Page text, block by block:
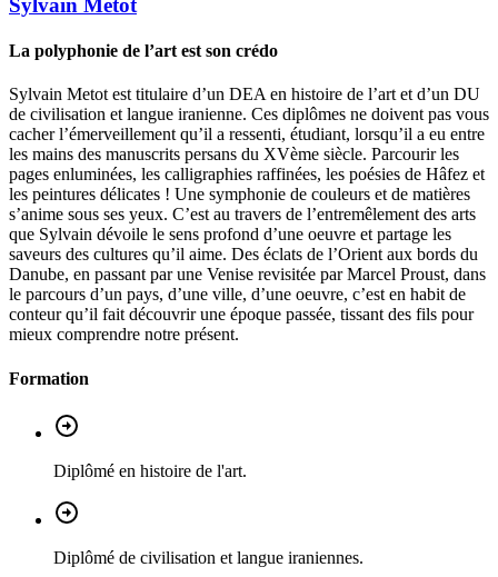
Sylvain Metot
La polyphonie de l’art est son crédo
Sylvain Metot est titulaire d’un DEA en histoire de l’art et d’un DU
de civilisation et langue iranienne. Ces diplômes ne doivent pas vous
cacher l’émerveillement qu’il a ressenti, étudiant, lorsqu’il a eu entre
les mains des manuscrits persans du XVème siècle. Parcourir les
pages enluminées, les calligraphies raffinées, les poésies de Hâfez et
les peintures délicates ! Une symphonie de couleurs et de matières
s’anime sous ses yeux. C’est au travers de l’entremêlement des arts
que Sylvain dévoile le sens profond d’une oeuvre et partage les
saveurs des cultures qu’il aime. Des éclats de l’Orient aux bords du
Danube, en passant par une Venise revisitée par Marcel Proust, dans
le parcours d’un pays, d’une ville, d’une oeuvre, c’est en habit de
conteur qu’il fait découvrir une époque passée, tissant des fils pour
mieux comprendre notre présent.
Formation
Diplômé en histoire de l'art.
Diplômé de civilisation et langue iraniennes.